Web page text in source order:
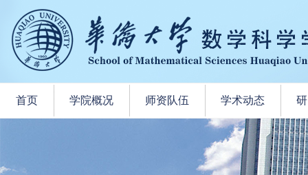
首页 学院概况 师资队伍 学术动态